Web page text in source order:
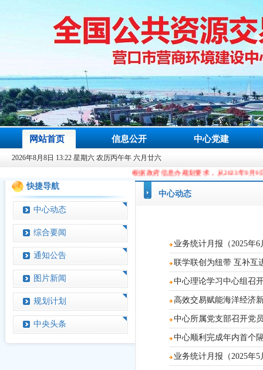
网站首页 信息公开 中心党建
2026年8月8日 13:22 星期六 农历丙午年 六月廿六
根据政府信息办规划要求，从2023年9月9日起
快捷导航
中心动态
综合要闻
通知公告
图片新闻
规划计划
中央头条
中心动态
业务统计月报（2025年6
联学联创为纽带 互补互
中心理论学习中心组召
高效交易赋能海洋经济
中心所属党支部召开党
中心顺利完成年内首个
业务统计月报（2025年5